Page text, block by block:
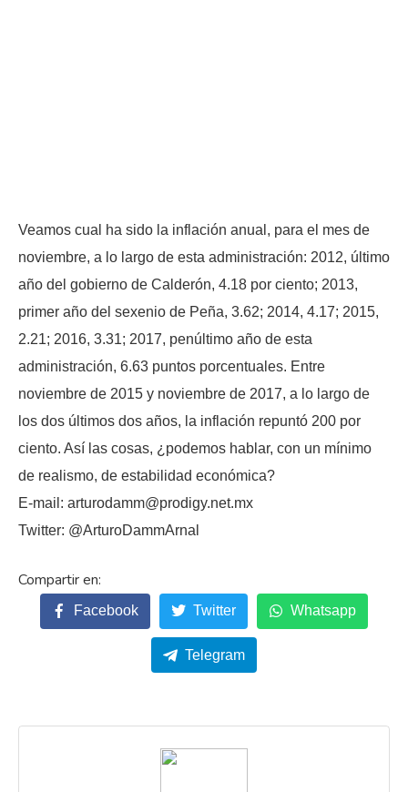
Veamos cual ha sido la inflación anual, para el mes de
noviembre, a lo largo de esta administración: 2012, último
año del gobierno de Calderón, 4.18 por ciento; 2013,
primer año del sexenio de Peña, 3.62; 2014, 4.17; 2015,
2.21; 2016, 3.31; 2017, penúltimo año de esta
administración, 6.63 puntos porcentuales. Entre
noviembre de 2015 y noviembre de 2017, a lo largo de
los dos últimos dos años, la inflación repuntó 200 por
ciento. Así las cosas, ¿podemos hablar, con un mínimo
de realismo, de estabilidad económica?
E-mail: arturodamm@prodigy.net.mx
Twitter: @ArturoDammArnal
Facebook Twitter Whatsapp
Telegram